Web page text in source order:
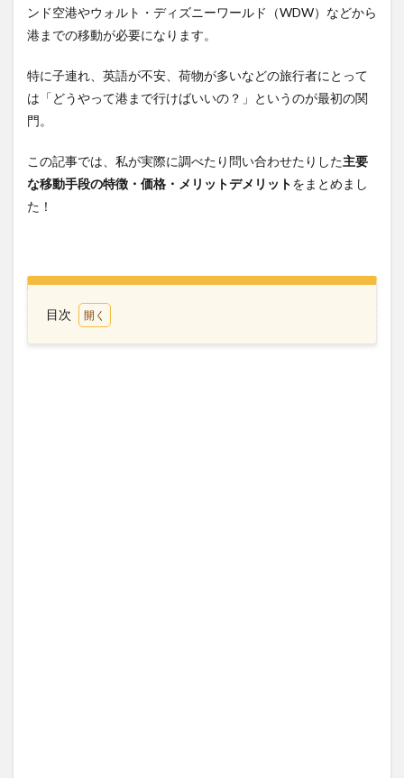
ンド空港やウォルト・ディズニーワールド（WDW）などから
港までの移動が必要になります。
特に子連れ、英語が不安、荷物が多いなどの旅行者にとって
は「どうやって港まで行けばいいの？」というのが最初の関
門。
この記事では、私が実際に調べたり問い合わせたりした主要
な移動手段の特徴・価格・メリットデメリットをまとめまし
た！
目次